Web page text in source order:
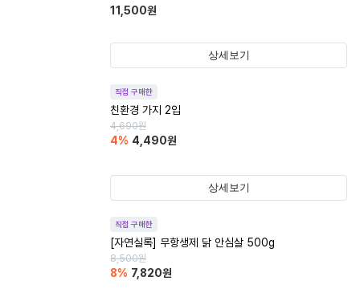
11,500원
상세보기
직접 구매한
친환경 가지 2입
4,690원
4% 4,490원
상세보기
직접 구매한
[자연실록] 무항생제 닭 안심살 500g
8,500원
8% 7,820원